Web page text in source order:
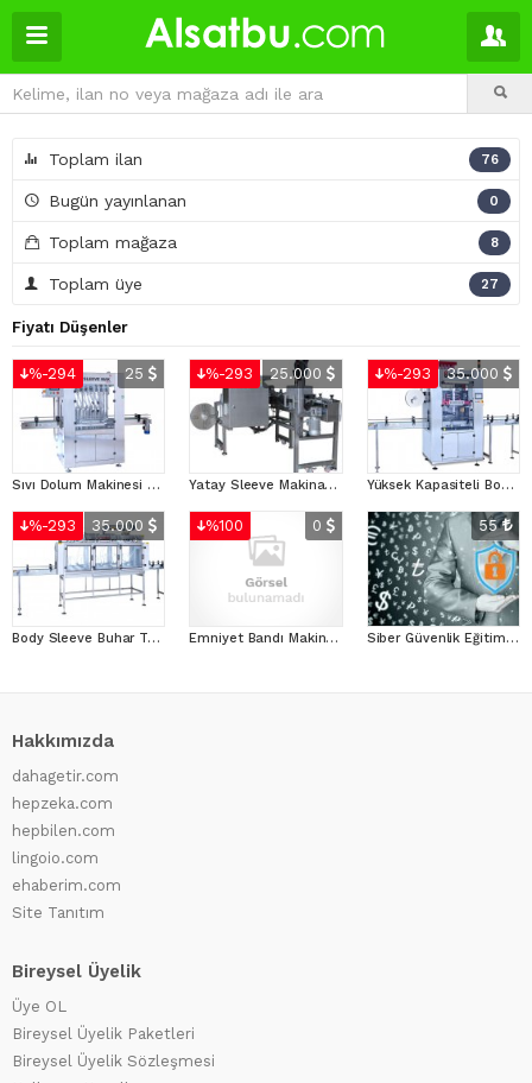
Toplam ilan 76
Bugün yayınlanan 0
Toplam mağaza 8
Toplam üye 27
Fiyatı Düşenler
25
%-294
Sıvı Dolum Makinesi - sleevemak.com.tr
25.000
%-293
Yatay Sleeve Makinası - Sleevemak.com.tr
35.000
%-293
Yüksek Kapasiteli Body Sleeve Makinaları - Sleevemak.com.tr
35.000
%-293
Body Sleeve Buhar Tüneli - Sleevemak.com.tr
0
%100
Emniyet Bandı Makinası
55
Siber Güvenlik Eğitim Seti
Hakkımızda
dahagetir.com
hepzeka.com
hepbilen.com
lingoio.com
ehaberim.com
Site Tanıtım
Bireysel Üyelik
Üye OL
Bireysel Üyelik Paketleri
Bireysel Üyelik Sözleşmesi